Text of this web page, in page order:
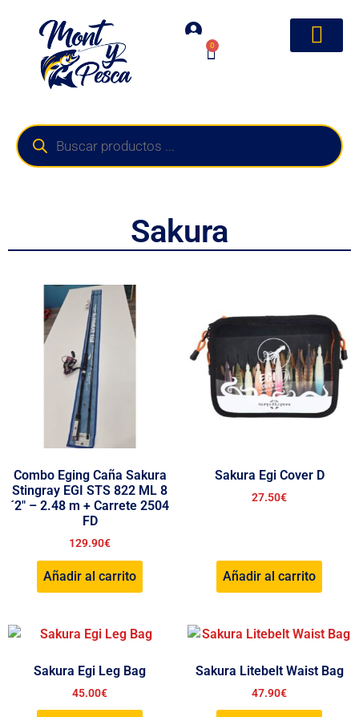
0
Sakura
Combo Eging Caña Sakura
Stingray EGI STS 822 ML 8
´2″ – 2.48 m + Carrete 2504
FD
129.90€
Añadir al carrito
Sakura Egi Cover D
27.50€
Añadir al carrito
Sakura Egi Leg Bag
45.00€
Sakura Litebelt Waist Bag
47.90€